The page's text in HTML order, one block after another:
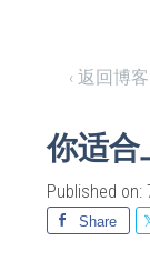
‹ 返回博客
你适合
Published on:
Share